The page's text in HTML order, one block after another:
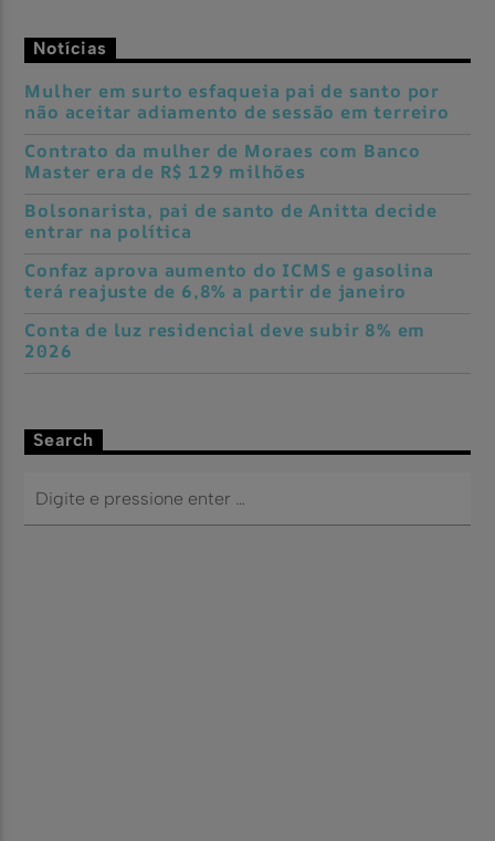
Notícias
Mulher em surto esfaqueia pai de santo por
não aceitar adiamento de sessão em terreiro
Contrato da mulher de Moraes com Banco
Master era de R$ 129 milhões
Bolsonarista, pai de santo de Anitta decide
entrar na política
Confaz aprova aumento do ICMS e gasolina
terá reajuste de 6,8% a partir de janeiro
Conta de luz residencial deve subir 8% em
2026
Search